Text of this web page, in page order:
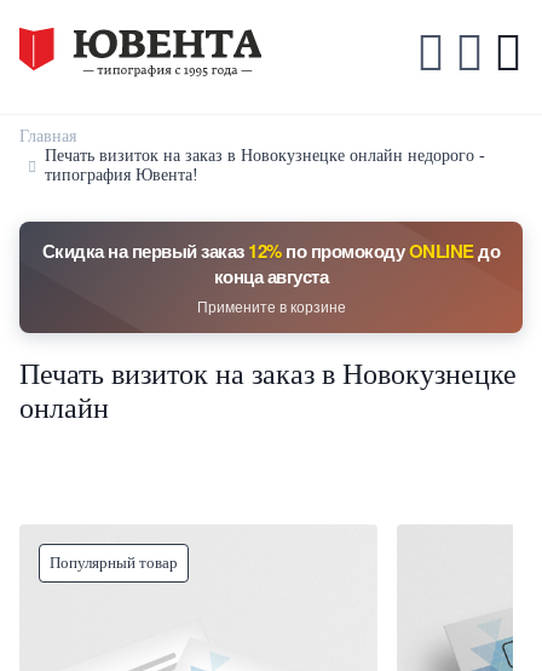
Главная
Печать визиток на заказ в Новокузнецке онлайн недорого -
типография Ювента!
Скидка на первый заказ12%по промокодуONLINEдо
конца августа
Примените в корзине
Печать визиток на заказ в Новокузнецке
онлайн
Популярный товар